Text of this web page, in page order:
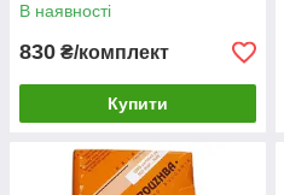
В наявності
830 ₴/комплект
Купити